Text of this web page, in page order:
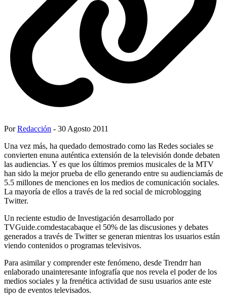
PorRedacción - 30 Agosto 2011
Una vez más, ha quedado demostrado como las Redes sociales se
convierten enuna auténtica extensión de la televisión donde debaten
las audiencias. Y es que los últimos premios musicales de la MTV
han sido la mejor prueba de ello generando entre su audienciamás de
5.5 millones de menciones en los medios de comunicación sociales.
La mayoría de ellos a través de la red social de microblogging
Twitter.
Un reciente estudio de Investigación desarrollado por
TVGuide.comdestacabaque el 50% de las discusiones y debates
generados a través de Twitter se generan mientras los usuarios están
viendo contenidos o programas televisivos.
Para asimilar y comprender este fenómeno, desde Trendrr han
enlaborado unainteresante infografía que nos revela el poder de los
medios sociales y la frenética actividad de susu usuarios ante este
tipo de eventos televisados.